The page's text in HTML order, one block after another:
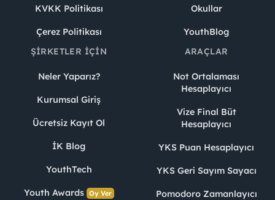
KVKK Politikası
Çerez Politikası
Okullar
YouthBlog
ŞIRKETLER İÇIN
Neler Yaparız?
Kurumsal Giriş
Ücretsiz Kayıt Ol
İK Blog
YouthTech
Youth Awards Oy Ver
ARAÇLAR
Not Ortalaması
Hesaplayıcı
Vize Final Büt
Hesaplayıcı
YKS Puan Hesaplayıcı
YKS Geri Sayım Sayacı
Pomodoro Zamanlayıcı